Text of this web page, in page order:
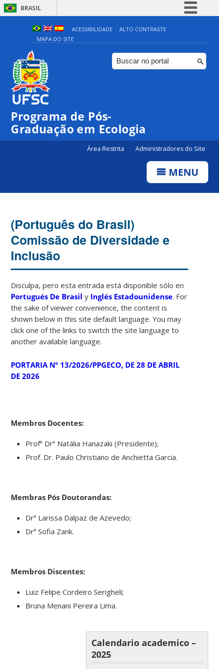
BRASIL
Simplifique!
Comunica BR
Participe
ACESSIBILIDADE
ALTO CONTRASTE
MAPA DO SITE
Programa de Pós-
Graduação em Ecologia
Área Restrita Administradores do Site
MENU
(Português do Brasil)
Comissão de Diversidade e
Inclusão
Disculpa, pero esta entrada está disponible sólo en
Portugués De Brasil y Inglés Estadounidense. For
the sake of viewer convenience, the content is
shown below in this site default language. You may
click one of the links to switch the site language to
another available language.
PORTARIA Nº 13/2026/PPGECO, DE 28 DE ABRIL
DE 2026
Membros Docentes:
Profª Drª Natália Hanazaki (Presidente);
Prof. Dr. Paulo Christiano de Anchietta Garcia.
Membras Pós Doutorandas:
Drª Larissa Dalpaz de Azevedo;
Drª Sofia Zank.
Membros Discentes:
Luiz Felipe Cordeiro Serigheli;
Bruna Menani Pereira Lima.
Calendario academico –
2025